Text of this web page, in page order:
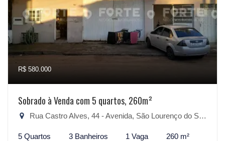
R$ 580.000
Sobrado à Venda com 5 quartos, 260m²
Rua Castro Alves, 44 - Avenida, São Lourenço do Sul-RS
5 Quartos 3 Banheiros 1 Vaga 260 m²